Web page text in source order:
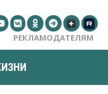
РЕКЛАМОДАТЕЛЯМ